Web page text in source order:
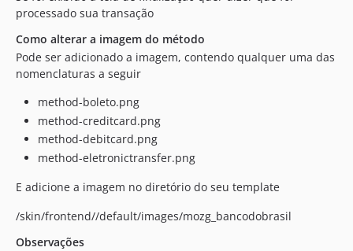
processado sua transação
Como alterar a imagem do método
Pode ser adicionado a imagem, contendo qualquer uma das
nomenclaturas a seguir
method-boleto.png
method-creditcard.png
method-debitcard.png
method-eletronictransfer.png
E adicione a imagem no diretório do seu template
/skin/frontend//default/images/mozg_bancodobrasil
Observações